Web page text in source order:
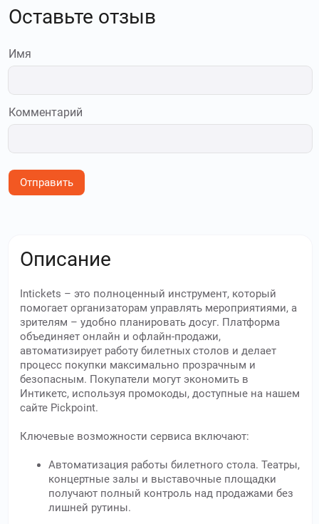
Оставьте отзыв
Имя
Комментарий
Отправить
Описание
Intickets – это полноценный инструмент, который
помогает организаторам управлять мероприятиями, а
зрителям – удобно планировать досуг. Платформа
объединяет онлайн и офлайн-продажи,
автоматизирует работу билетных столов и делает
процесс покупки максимально прозрачным и
безопасным. Покупатели могут экономить в
Интикетс, используя промокоды, доступные на нашем
сайте Pickpoint.
Ключевые возможности сервиса включают:
Автоматизация работы билетного стола. Театры,
концертные залы и выставочные площадки
получают полный контроль над продажами без
лишней рутины.